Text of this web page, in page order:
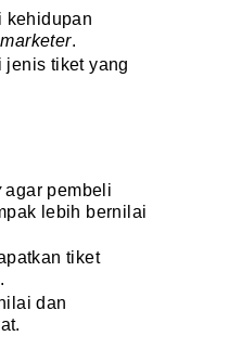
kehidupan
marketer.
jenis tiket yang
agar pembeli
lebih bernilai
tiket
dan